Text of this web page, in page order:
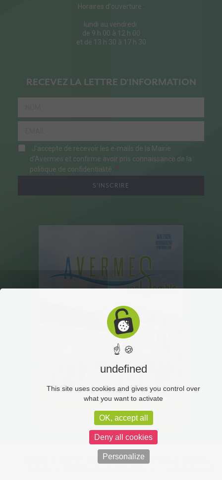
Horaires d'ouverture :
lundi au vendredi
de 9 h 00 à 12 h 00
et de 13 h 30 à 17 h 30
RECEVEZ LA LETTRE D'INFORMATION
J'accepte de recevoir les e-mails de la Mairie
d'Avermes et confirme avoir pris connaissance de la
politique de confidentialité.
S'INSCRIRE
Marchés publics Vidéoprotection
☝ 🍪
undefined
This site uses cookies and gives you control over
what you want to activate
OK, accept all
Deny all cookies
Personalize